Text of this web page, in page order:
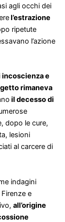
agli occhi dei
l’estrazione
ripetute
l’azione
e
rimaneva
il decesso di
dopo le cure,
lesioni
al carcere di
indagini
e
all’origine